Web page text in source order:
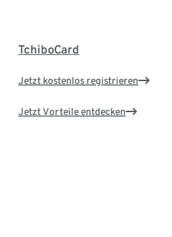
TchiboCard
Jetzt kostenlos registrieren
Jetzt Vorteile entdecken